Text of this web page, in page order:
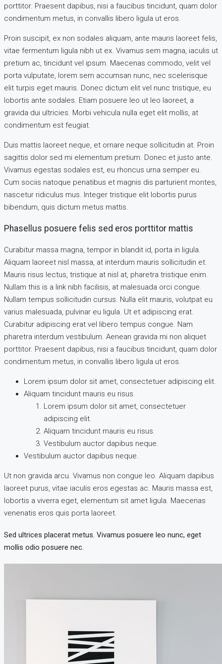
porttitor. Praesent dapibus, nisi a faucibus tincidunt, quam dolor
condimentum metus, in convallis libero ligula ut eros.
Proin suscipit, ex non sodales aliquam, ante mauris laoreet felis,
vitae fermentum ligula nibh ut ex. Vivamus sem magna, iaculis ut
pretium ac, tincidunt vel ipsum. Maecenas commodo, velit vel
porta vulputate, lorem sem accumsan nunc, nec scelerisque
elit turpis eget mauris. Donec dictum elit vel nunc tristique, eu
lobortis ante sodales. Etiam posuere leo ut leo laoreet, a
gravida dui ultricies. Morbi vehicula nulla eget elit mollis, at
condimentum est feugiat.
Duis mattis laoreet neque, et ornare neque sollicitudin at. Proin
sagittis dolor sed mi elementum pretium. Donec et justo ante.
Vivamus egestas sodales est, eu rhoncus urna semper eu.
Cum sociis natoque penatibus et magnis dis parturient montes,
nascetur ridiculus mus. Integer tristique elit lobortis purus
bibendum, quis dictum metus mattis.
Phasellus posuere felis sed eros porttitor mattis
Curabitur massa magna, tempor in blandit id, porta in ligula.
Aliquam laoreet nisl massa, at interdum mauris sollicitudin et.
Mauris risus lectus, tristique at nisl at, pharetra tristique enim.
Nullam this is a link nibh facilisis, at malesuada orci congue.
Nullam tempus sollicitudin cursus. Nulla elit mauris, volutpat eu
varius malesuada, pulvinar eu ligula. Ut et adipiscing erat.
Curabitur adipiscing erat vel libero tempus congue. Nam
pharetra interdum vestibulum. Aenean gravida mi non aliquet
porttitor. Praesent dapibus, nisi a faucibus tincidunt, quam dolor
condimentum metus, in convallis libero ligula ut eros.
Lorem ipsum dolor sit amet, consectetuer adipiscing elit.
Aliquam tincidunt mauris eu risus.
Lorem ipsum dolor sit amet, consectetuer
adipiscing elit.
Aliquam tincidunt mauris eu risus.
Vestibulum auctor dapibus neque.
Vestibulum auctor dapibus neque.
Ut non gravida arcu. Vivamus non congue leo. Aliquam dapibus
laoreet purus, vitae iaculis eros egestas ac. Mauris massa est,
lobortis a viverra eget, elementum sit amet ligula. Maecenas
venenatis eros quis porta laoreet.
Sed ultrices placerat metus. Vivamus posuere leo nunc, eget
mollis odio posuere nec.